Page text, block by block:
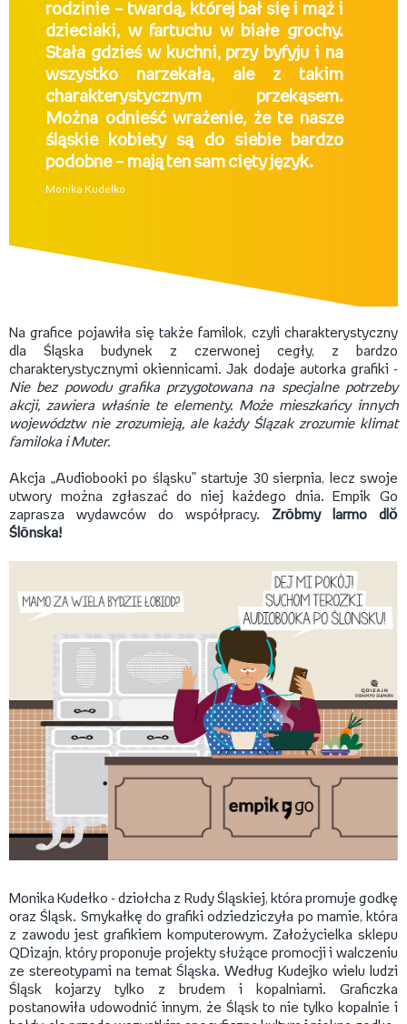
rodzinie – twardą, której bał się i mąż i
dzieciaki, w fartuchu w białe grochy.
Stała gdzieś w kuchni, przy byfyju i na
wszystko narzekała, ale z takim
charakterystycznym przekąsem.
Można odnieść wrażenie, że te nasze
śląskie kobiety są do siebie bardzo
podobne – mają ten sam cięty język.
Monika Kudełko
Na grafice pojawiła się także familok, czyli charakterystyczny
dla Śląska budynek z czerwonej cegły, z bardzo
charakterystycznymi okiennicami. Jak dodaje autorka grafiki -
Nie bez powodu grafika przygotowana na specjalne potrzeby
akcji, zawiera właśnie te elementy. Może mieszkańcy innych
województw nie zrozumieją, ale każdy Ślązak zrozumie klimat
familoka i Muter.
Akcja „Audiobooki po śląsku” startuje 30 sierpnia, lecz swoje
utwory można zgłaszać do niej każdego dnia. Empik Go
zaprasza wydawców do współpracy. Zrōbmy larmo dlŏ
Ślōnska!
Monika Kudełko - dziołcha z Rudy Śląskiej, która promuje godkę
oraz Śląsk. Smykałkę do grafiki odziedziczyła po mamie, która
z zawodu jest grafikiem komputerowym. Założycielka sklepu
QDizajn, który proponuje projekty służące promocji i walczeniu
ze stereotypami na temat Śląska. Według Kudejko wielu ludzi
Śląsk kojarzy tylko z brudem i kopalniami. Graficzka
postanowiła udowodnić innym, że Śląsk to nie tylko kopalnie i